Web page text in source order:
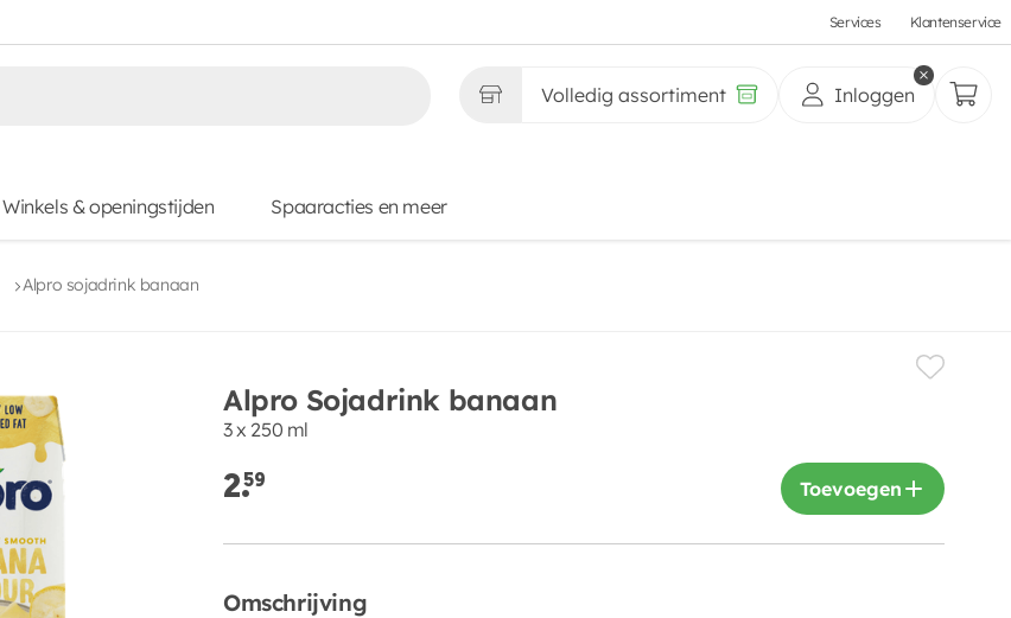
Services Klantenservice
Volledig assortiment Inloggen
Winkels & openingstijden Spaaracties en meer
Alpro sojadrink banaan
Alpro Sojadrink banaan
3 x 250 ml
2.59 Toevoegen
Omschrijving